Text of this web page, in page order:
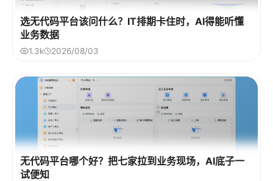
选无代码平台该问什么？IT排期卡住时，AI得能听懂
业务数据
1.3k 2026/08/03
无代码平台哪个好？把七家拉到业务现场，AI底子一
试便知